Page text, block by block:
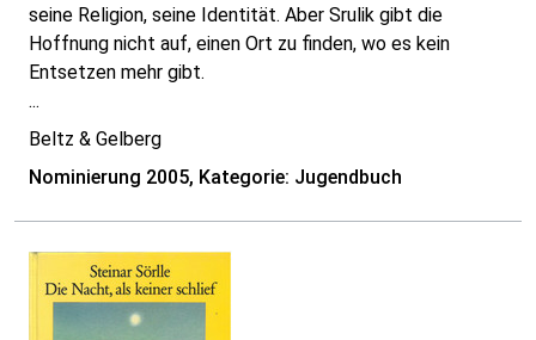
seine Religion, seine Identität. Aber Srulik gibt die
Hoffnung nicht auf, einen Ort zu finden, wo es kein
Entsetzen mehr gibt.
...
Beltz & Gelberg
Nominierung 2005, Kategorie: Jugendbuch